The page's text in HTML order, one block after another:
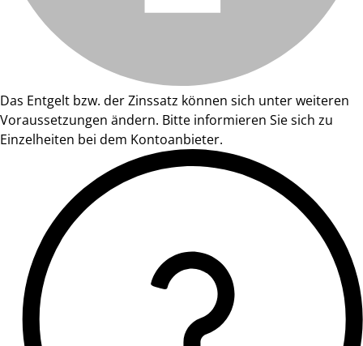
Das Entgelt bzw. der Zinssatz können sich unter weiteren
Voraussetzungen ändern. Bitte informieren Sie sich zu
Einzelheiten bei dem Kontoanbieter.